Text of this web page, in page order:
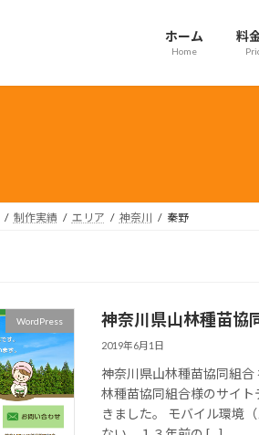
ホーム
Home
料
制作実績 エリア 神奈川 秦野
WordPress 神奈川県山林種苗協
2019年6月1日
神奈川県山林種苗協同組
林種苗協同組合様のサイ
きました。 モバイル環境